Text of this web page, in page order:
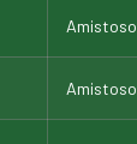
Amistoso
Amistoso